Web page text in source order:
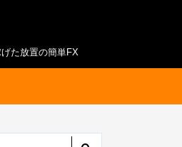
た放置の簡単FX